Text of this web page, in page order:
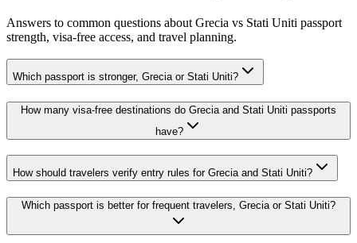
Answers to common questions about Grecia vs Stati Uniti passport
strength, visa-free access, and travel planning.
Which passport is stronger, Grecia or Stati Uniti?
How many visa-free destinations do Grecia and Stati Uniti passports
have?
How should travelers verify entry rules for Grecia and Stati Uniti?
Which passport is better for frequent travelers, Grecia or Stati Uniti?